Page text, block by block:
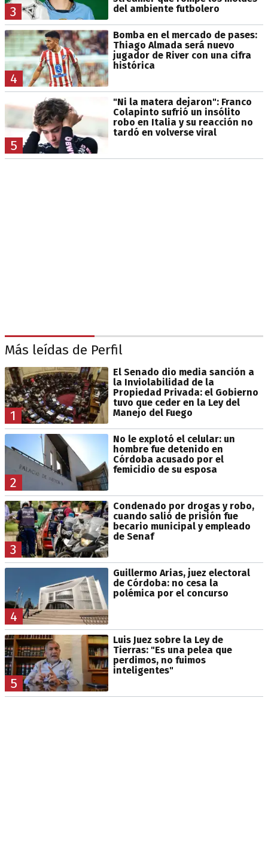
3
del ambiente futbolero
4
Bomba en el mercado de pases:
Thiago Almada será nuevo
jugador de River con una cifra
histórica
5
"Ni la matera dejaron": Franco
Colapinto sufrió un insólito
robo en Italia y su reacción no
tardó en volverse viral
Más leídas de Perfil
1
El Senado dio media sanción a
la Inviolabilidad de la
Propiedad Privada: el Gobierno
tuvo que ceder en la Ley del
Manejo del Fuego
2
No le explotó el celular: un
hombre fue detenido en
Córdoba acusado por el
femicidio de su esposa
3
Condenado por drogas y robo,
cuando salió de prisión fue
becario municipal y empleado
de Senaf
4
Guillermo Arias, juez electoral
de Córdoba: no cesa la
polémica por el concurso
5
Luis Juez sobre la Ley de
Tierras: "Es una pelea que
perdimos, no fuimos
inteligentes"